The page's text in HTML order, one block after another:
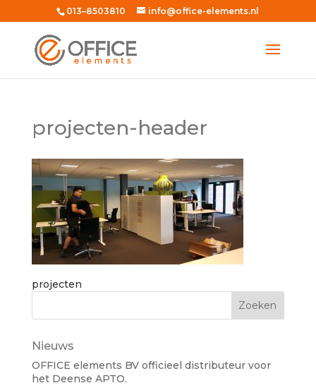
013–8503810 info@office-elements.nl
projecten-header
projecten
Nieuws
OFFICE elements BV officieel distributeur voor
het Deense APTO.